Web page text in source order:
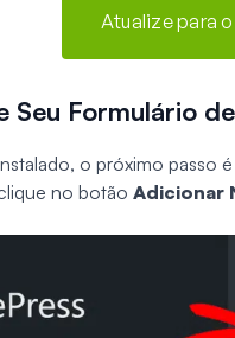
Atualize para
Seu Formulário
o próximo passo
no botão Adicionar